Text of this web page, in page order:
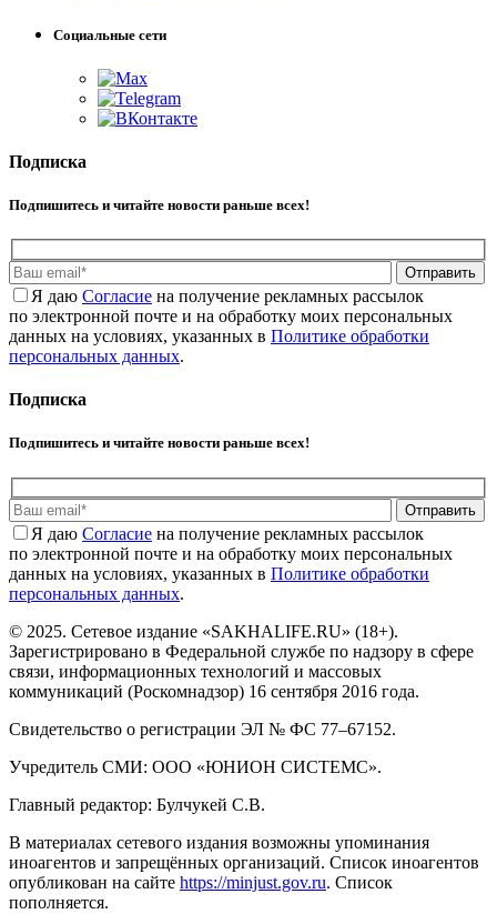
Социальные сети
Подписка
Подпишитесь и читайте новости раньше всех!
Отправить
Я даю Cогласие на получение рекламных рассылок
по электронной почте и на обработку моих персональных
данных на условиях, указанных в Политике обработки
персональных данных.
Подписка
Подпишитесь и читайте новости раньше всех!
Отправить
Я даю Cогласие на получение рекламных рассылок
по электронной почте и на обработку моих персональных
данных на условиях, указанных в Политике обработки
персональных данных.
© 2025. Сетевое издание «SAKHALIFE.RU» (18+).
Зарегистрировано в Федеральной службе по надзору в сфере
связи, информационных технологий и массовых
коммуникаций (Роскомнадзор) 16 сентября 2016 года.
Свидетельство о регистрации ЭЛ № ФС 77–67152.
Учредитель СМИ: ООО «ЮНИОН СИСТЕМС».
Главный редактор: Булчукей С.В.
В материалах сетевого издания возможны упоминания
иноагентов и запрещённых организаций. Список иноагентов
опубликован на сайте https://minjust.gov.ru. Список
пополняется.